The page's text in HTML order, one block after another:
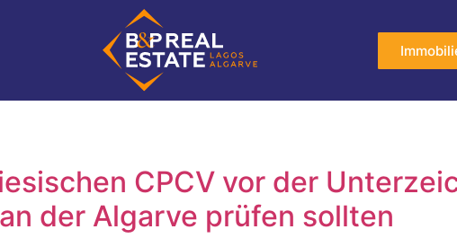
CPCV vor der
der Algarve prüfen sollten